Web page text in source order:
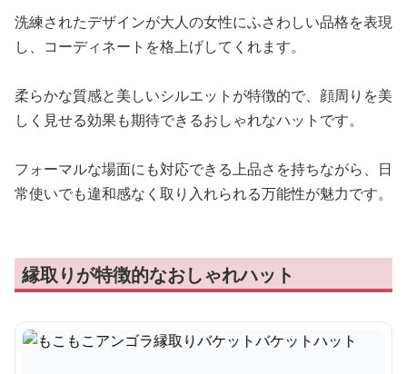
洗練されたデザインが大人の女性にふさわしい品格を表現
し、コーディネートを格上げしてくれます。
柔らかな質感と美しいシルエットが特徴的で、顔周りを美
しく見せる効果も期待できるおしゃれなハットです。
フォーマルな場面にも対応できる上品さを持ちながら、日
常使いでも違和感なく取り入れられる万能性が魅力です。
縁取りが特徴的なおしゃれハット